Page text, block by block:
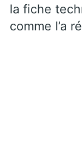
la fiche
comme l’a